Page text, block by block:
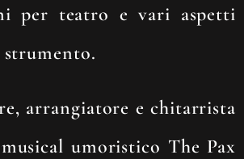
per teatro e vari aspetti
arrangiatore e chitarrista
umoristico The Pax